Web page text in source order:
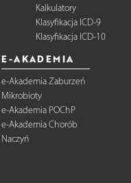
Kalkulatory
Klasyfikacja ICD-9
Klasyfikacja ICD-10
E-AKADEMIA
e-Akademia Zaburzeń
Mikrobioty
e-Akademia POChP
e-Akademia Chorób
Naczyń